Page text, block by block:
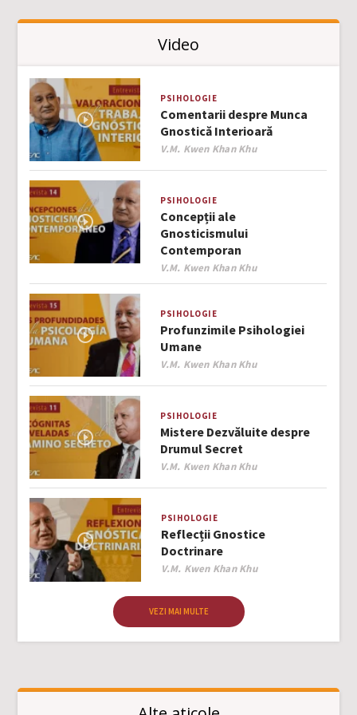
Video
PSIHOLOGIE
Comentarii despre Munca
Gnostică Interioară
Author
V.M. Kwen Khan Khu
PSIHOLOGIE
Concepții ale
Gnosticismului
Contemporan
Author
V.M. Kwen Khan Khu
PSIHOLOGIE
Profunzimile Psihologiei
Umane
Author
V.M. Kwen Khan Khu
PSIHOLOGIE
Mistere Dezvăluite despre
Drumul Secret
Author
V.M. Kwen Khan Khu
PSIHOLOGIE
Reflecții Gnostice
Doctrinare
Author
V.M. Kwen Khan Khu
VEZI MAI MULTE